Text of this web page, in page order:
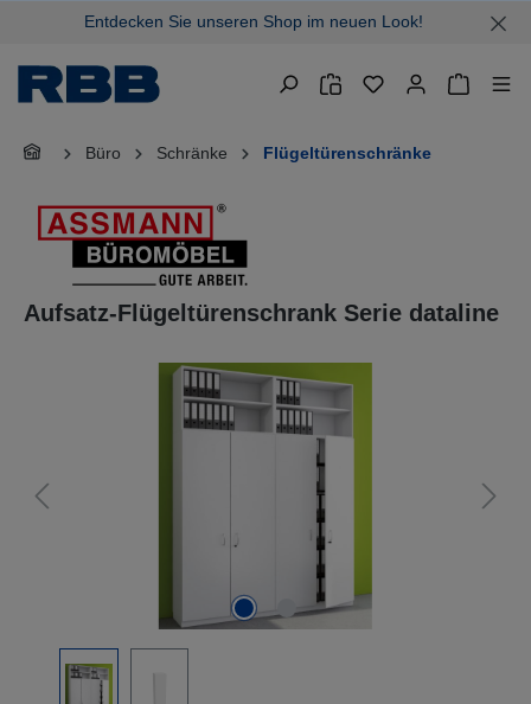
springenEntdecken Sie unseren Shop im neuen Look!
Büro Schränke Flügeltürenschränke
Aufsatz-Flügeltürenschrank Serie dataline
Bildergalerie überspringen